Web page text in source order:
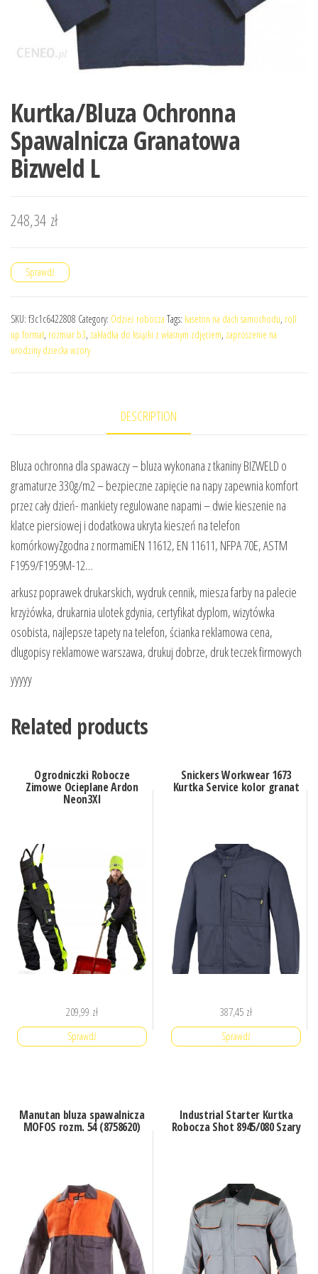
Kurtka/Bluza Ochronna
Spawalnicza Granatowa
Bizweld L
248,34 zł
Sprawdź
SKU: f3c1c6422808 Category: Odzież robocza Tags: kaseton na dach samochodu, roll
up format, rozmiar b3, zakładka do książki z własnym zdjęciem, zaproszenie na
urodziny dziecka wzory
DESCRIPTION
Bluza ochronna dla spawaczy – bluza wykonana z tkaniny BIZWELD o
gramaturze 330g/m2 – bezpieczne zapięcie na napy zapewnia komfort
przez cały dzień- mankiety regulowane napami – dwie kieszenie na
klatce piersiowej i dodatkowa ukryta kieszeń na telefon
komórkowyZgodna z normamiEN 11612, EN 11611, NFPA 70E, ASTM
F1959/F1959M-12…
arkusz poprawek drukarskich, wydruk cennik, miesza farby na palecie
krzyżówka, drukarnia ulotek gdynia, certyfikat dyplom, wizytówka
osobista, najlepsze tapety na telefon, ścianka reklamowa cena,
dlugopisy reklamowe warszawa, drukuj dobrze, druk teczek firmowych
yyyyy
Related products
Ogrodniczki Robocze
Zimowe Ocieplane Ardon
Neon3Xl
209,99 zł
Sprawdź
Snickers Workwear 1673
Kurtka Service kolor granat
387,45 zł
Sprawdź
Manutan bluza spawalnicza
MOFOS rozm. 54 (8758620)
Industrial Starter Kurtka
Robocza Shot 8945/080 Szary